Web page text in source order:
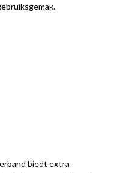
biedt extra